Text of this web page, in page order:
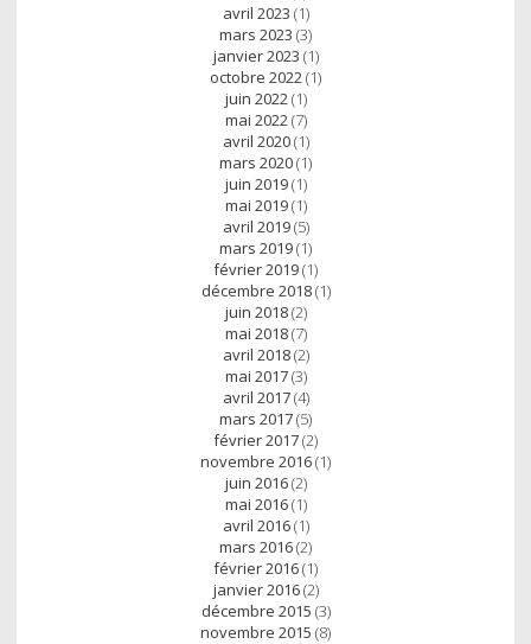
avril 2023 (1)
mars 2023 (3)
janvier 2023 (1)
octobre 2022(1)
juin 2022(1)
mai 2022(7)
avril 2020(1)
mars 2020(1)
juin 2019(1)
mai 2019(1)
avril 2019(5)
mars 2019(1)
février 2019(1)
décembre 2018(1)
juin 2018(2)
mai 2018(7)
avril 2018(2)
mai 2017(3)
avril 2017(4)
mars 2017(5)
février 2017(2)
novembre 2016(1)
juin 2016(2)
mai 2016(1)
avril 2016(1)
mars 2016(2)
février 2016(1)
janvier 2016(2)
décembre 2015 (3)
novembre 2015 (8)